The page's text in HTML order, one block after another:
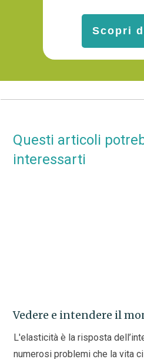
Scopri
Questi articoli
interessarti
Vedere e intendere il
L'elasticità è la risposta
numerosi problemi che la vita